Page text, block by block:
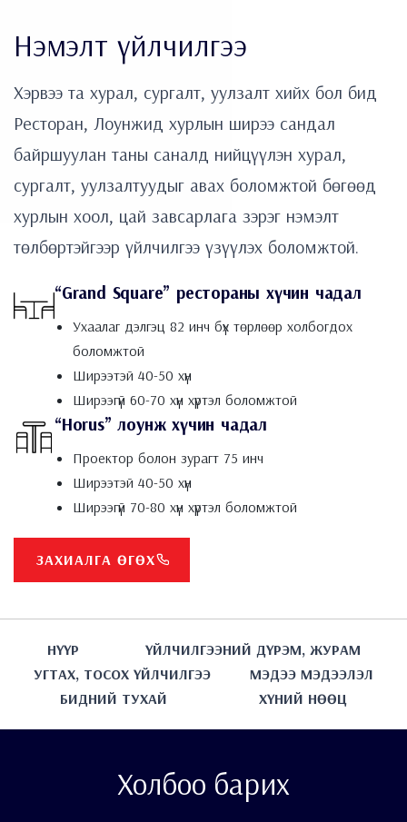
Нэмэлт үйлчилгээ
Хэрвээ та хурал, сургалт, уулзалт хийх бол бид
Ресторан, Лоунжид хурлын ширээ сандал
байршуулан таны саналд нийцүүлэн хурал,
сургалт, уулзалтуудыг авах боломжтой бөгөөд
хурлын хоол, цай завсарлага зэрэг нэмэлт
төлбөртэйгээр үйлчилгээ үзүүлэх боломжтой.
“Grand Square” рестораны хүчин чадал
Ухаалаг дэлгэц 82 инч бүх төрлөөр холбогдох
боломжтой
Ширээтэй 40-50 хүн
Ширээгүй 60-70 хүн хүртэл боломжтой
“Horus” лоунж хүчин чадал
Проектор болон зурагт 75 инч
Ширээтэй 40-50 хүн
Ширээгүй 70-80 хүн хүртэл боломжтой
ЗАХИАЛГА ӨГӨХ
НҮҮР
ҮЙЛЧИЛГЭЭНИЙ ДҮРЭМ, ЖУРАМ
УГТАХ, ТОСОХ ҮЙЛЧИЛГЭЭ
МЭДЭЭ МЭДЭЭЛЭЛ
БИДНИЙ ТУХАЙ
ХҮНИЙ НӨӨЦ
Холбоо барих